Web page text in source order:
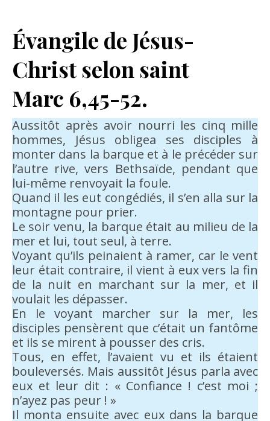
Évangile de Jésus-
Christ selon saint
Marc 6,45-52.
Aussitôt après avoir nourri les cinq mille
hommes, Jésus obligea ses disciples à
monter dans la barque et à le précéder sur
l’autre rive, vers Bethsaïde, pendant que
lui-même renvoyait la foule.
Quand il les eut congédiés, il s’en alla sur la
montagne pour prier.
Le soir venu, la barque était au milieu de la
mer et lui, tout seul, à terre.
Voyant qu’ils peinaient à ramer, car le vent
leur était contraire, il vient à eux vers la fin
de la nuit en marchant sur la mer, et il
voulait les dépasser.
En le voyant marcher sur la mer, les
disciples pensèrent que c’était un fantôme
et ils se mirent à pousser des cris.
Tous, en effet, l’avaient vu et ils étaient
bouleversés. Mais aussitôt Jésus parla avec
eux et leur dit : « Confiance ! c’est moi ;
n’ayez pas peur ! »
Il monta ensuite avec eux dans la barque